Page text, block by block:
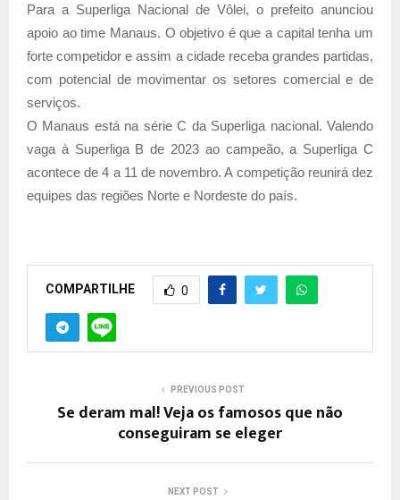
Para a Superliga Nacional de Vôlei, o prefeito anunciou
apoio ao time Manaus. O objetivo é que a capital tenha um
forte competidor e assim a cidade receba grandes partidas,
com potencial de movimentar os setores comercial e de
serviços.
O Manaus está na série C da Superliga nacional. Valendo
vaga à Superliga B de 2023 ao campeão, a Superliga C
acontece de 4 a 11 de novembro. A competição reunirá dez
equipes das regiões Norte e Nordeste do país.
COMPARTILHE 0
PREVIOUS POST
Se deram mal! Veja os famosos que não
conseguiram se eleger
NEXT POST